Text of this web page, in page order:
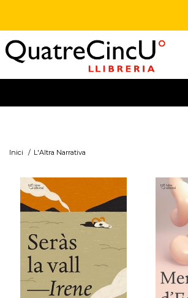
Inici / L'Altra Narrativa